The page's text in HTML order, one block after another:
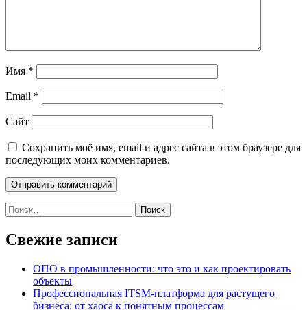
Имя *
Email *
Сайт
Сохранить моё имя, email и адрес сайта в этом браузере для
последующих моих комментариев.
Найти:
Свежие записи
ОПО в промышленности: что это и как проектировать
объекты
Профессиональная ITSM-платформа для растущего
бизнеса: от хаоса к понятным процессам